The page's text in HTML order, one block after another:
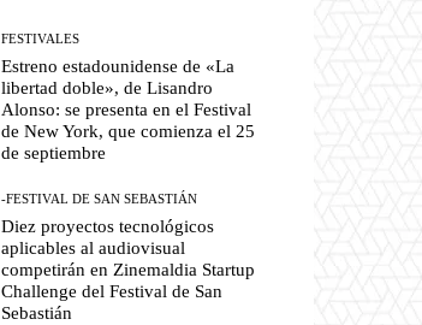
FESTIVALES
Estreno estadounidense de «La
libertad doble», de Lisandro
Alonso: se presenta en el Festival
de New York, que comienza el 25
de septiembre
-FESTIVAL DE SAN SEBASTIÁN
Diez proyectos tecnológicos
aplicables al audiovisual
competirán en Zinemaldia Startup
Challenge del Festival de San
Sebastián